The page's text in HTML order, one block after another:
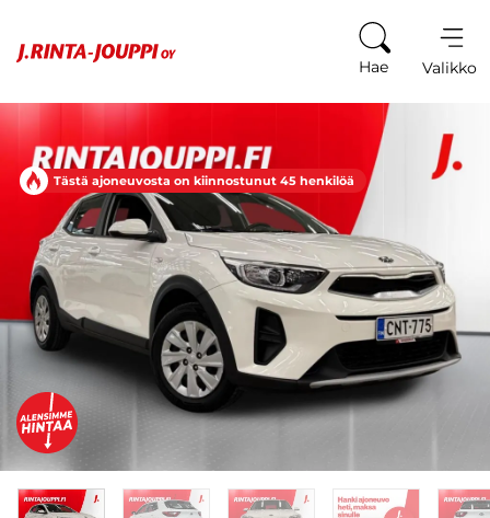
Hae Valikko
Tästä ajoneuvosta on kiinnostunut 45 henkilöä